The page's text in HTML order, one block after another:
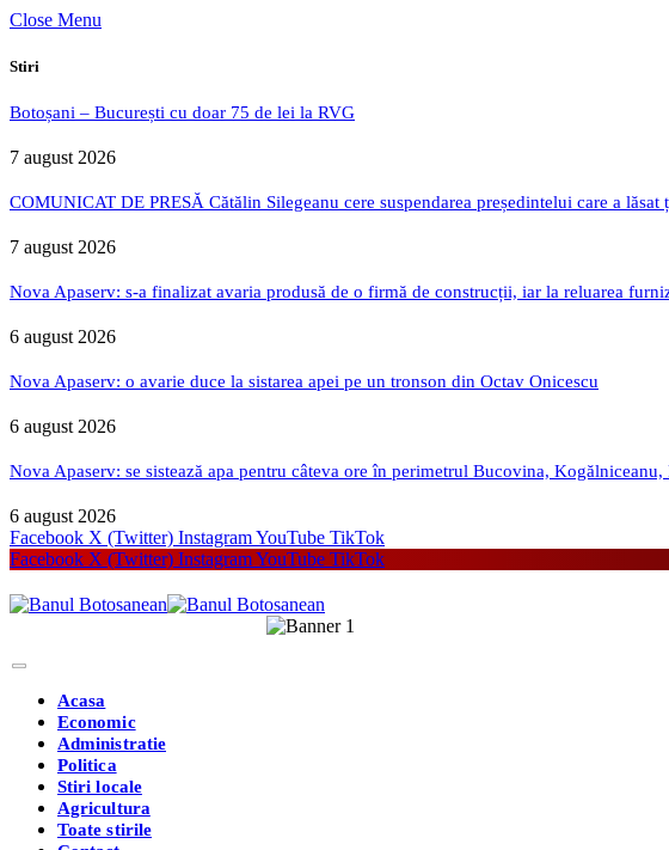
Close Menu
Stiri
Botoșani – București cu doar 75 de lei la RVG
7 august 2026
COMUNICAT DE PRESĂ Cătălin Silegeanu cere suspendarea președintelui care a
7 august 2026
Nova Apaserv: s-a finalizat avaria produsă de o firmă de construcții, iar la reluarea
6 august 2026
Nova Apaserv: o avarie duce la sistarea apei pe un tronson din Octav Onicescu
6 august 2026
Nova Apaserv: se sistează apa pentru câteva ore în perimetrul Bucovina,
6 august 2026
Facebook X (Twitter) InstagramYouTube TikTok
Facebook X (Twitter) InstagramYouTube TikTok
Acasa
Economic
Administratie
Politica
Stiri locale
Agricultura
Toate stirile